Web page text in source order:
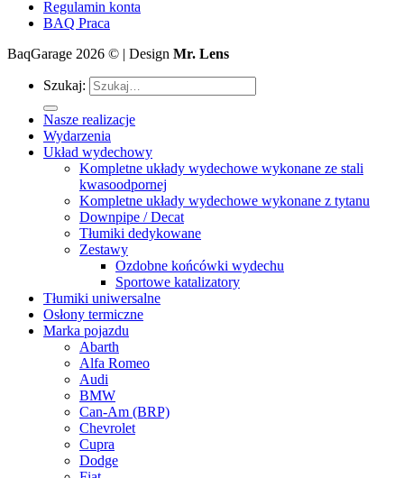
Regulamin konta
BAQ Praca
BaqGarage 2026 © | Design Mr. Lens
Szukaj:
Nasze realizacje
Wydarzenia
Układ wydechowy
Kompletne układy wydechowe wykonane ze stali
kwasoodpornej
Kompletne układy wydechowe wykonane z tytanu
Downpipe / Decat
Tłumiki dedykowane
Zestawy
Ozdobne końcówki wydechu
Sportowe katalizatory
Tłumiki uniwersalne
Osłony termiczne
Marka pojazdu
Abarth
Alfa Romeo
Audi
BMW
Can-Am (BRP)
Chevrolet
Cupra
Dodge